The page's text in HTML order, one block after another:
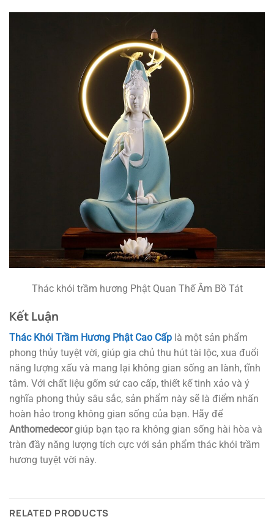
Thác khói trầm hương Phật Quan Thế Âm Bồ Tát
Kết Luận
Thác Khói Trầm Hương Phật Cao Cấp là một sản phẩm
phong thủy tuyệt vời, giúp gia chủ thu hút tài lộc, xua đuổi
năng lượng xấu và mang lại không gian sống an lành, tĩnh
tâm. Với chất liệu gốm sứ cao cấp, thiết kế tinh xảo và ý
nghĩa phong thủy sâu sắc, sản phẩm này sẽ là điểm nhấn
hoàn hảo trong không gian sống của bạn. Hãy để
Anthomedecorgiúp bạn tạo ra không gian sống hài hòa và
tràn đầy năng lượng tích cực với sản phẩm thác khói trầm
hương tuyệt vời này.
RELATED PRODUCTS